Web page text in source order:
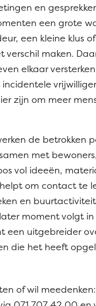
en
een grote
een kleine klus
verschil maken.
elkaar
zijn om meer
de betrokken
met
vol ideeën,
om contact te
en
moment volgt
een uitgebreider
die het heeft
of wil